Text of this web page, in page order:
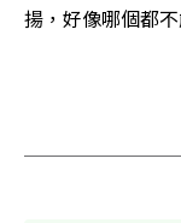
揚，好像哪個都不